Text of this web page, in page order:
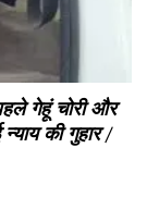
गेहूं चोरी और
की गुहार /